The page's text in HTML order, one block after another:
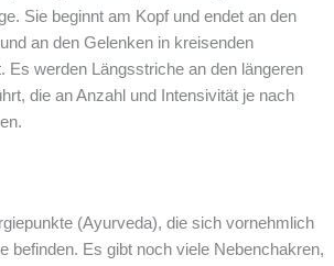
Sie beginnt am Kopf und endet an den
an den Gelenken in kreisenden
Es werden Längsstriche an den längeren
die an Anzahl und Intensivität je nach
(Ayurveda), die sich vornehmlich
befinden. Es gibt noch viele Nebenchakren,